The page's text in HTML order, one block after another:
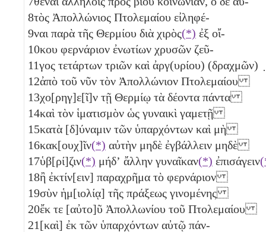
8τὸς Ἀπολλώνιος Πτολεμαίου εἰληφέ-
9ναι παρὰ τῆς Θερμίου διὰ χιρὸς(*) ἐξ οἴ-
10κου φερνάριον ἐνωτίων χρυσῶν ζεῦ-
11γος τετάρτων τριῶν καὶ ἀργ(υρίου)
12ἀπὸ τοῦ νῦν τὸν Ἀπολλώνιον Πτολεμαίου
13χο[ρηγ]ε[ῖ]ν τῇ Θερμίῳ τὰ δέοντα πάντα
14καὶ τὸν ἱματισμὸν ὡς γυναικὶ γαμετῇ
15κατὰ [δ]ύναμιν τῶν ὑπαρχόντων καὶ μὴ
16κακ[ουχ]ῖν(*) αὐτὴν μηδὲ ἐγβάλλειν μηδὲ
17ὑβ[ρί]ζιν(*) μήδʼ ἄλλην γυναῖκαν(*) ἐπισάγειν
18ἢ ἐκτίν[ειν] παραχρῆμα τὸ φερνάριον
19σὺν ἡμ[ιολίᾳ] τῆς πράξεως γινομένης
20ἔκ τε [αὐτο]ῦ Ἀπολλωνίου τοῦ Πτολεμαίου
21[καὶ] ἐκ τῶν ὑπαρχόντων αὐτῷ πάν-